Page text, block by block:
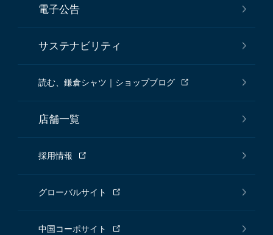
電子公告
サステナビリティ
読む、鎌倉シャツ｜ショップブログ
店舗一覧
採用情報
グローバルサイト
中国コーポサイト